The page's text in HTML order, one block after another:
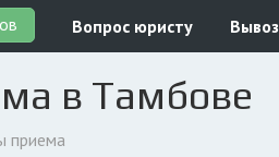
Вопрос юристу Вывоз
в Тамбове
приема